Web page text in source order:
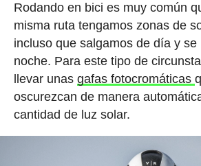
Rodando en bici es muy común
misma ruta tengamos zonas de
incluso que salgamos de día y se
noche. Para este tipo de
llevar unas gafas fotocromáticas
oscurezcan de manera
cantidad de luz solar.